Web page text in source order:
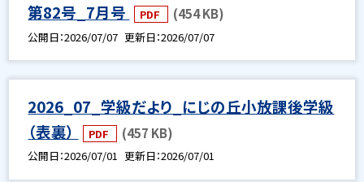
第82号_7月号 PDF (454 KB)
公開日 2026/07/07 更新日 2026/07/07
2026_07_学級だより_にじの丘小放課後学級
（表裏）
PDF (457 KB)
公開日 2026/07/01 更新日 2026/07/01